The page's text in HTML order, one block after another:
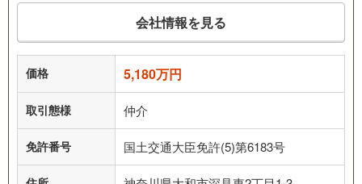
会社情報を見る
価格 5,180万円
取引態様 仲介
免許番号 国土交通大臣免許(5)第6183号